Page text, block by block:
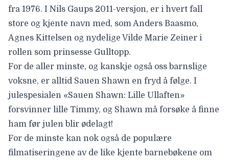
fra 1976. I Nils Gaups 2011-versjon, er i hvert fall
store og kjente navn med, som Anders Baasmo,
Agnes Kittelsen og nydelige Vilde Marie Zeiner i
rollen som prinsesse Gulltopp.
For de aller minste, og kanskje også oss barnslige
voksne, er alltid Sauen Shawn en fryd å følge. I
julespesialen «Sauen Shawn: Lille Ullaften»
forsvinner lille Timmy, og Shawn må forsøke å finne
ham før julen blir ødelagt!
For de minste kan nok også de populære
filmatiseringene av de like kjente barnebøkene om